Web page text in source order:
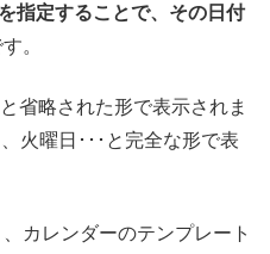
指定することで、その日付
。
省略された形で表示されま
火曜日･･･と完全な形で表
カレンダーのテンプレート